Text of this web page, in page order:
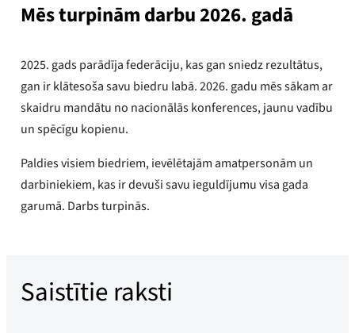
Mēs turpinām darbu 2026. gadā
2025. gads parādīja federāciju, kas gan sniedz rezultātus,
gan ir klātesoša savu biedru labā. 2026. gadu mēs sākam ar
skaidru mandātu no nacionālās konferences, jaunu vadību
un spēcīgu kopienu.
Paldies visiem biedriem, ievēlētajām amatpersonām un
darbiniekiem, kas ir devuši savu ieguldījumu visa gada
garumā. Darbs turpinās.
Saistītie raksti